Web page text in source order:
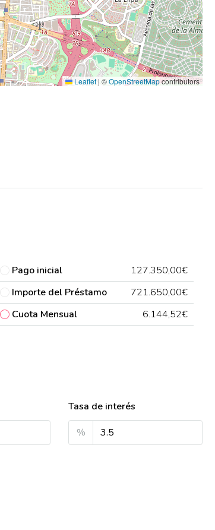
Leaflet | ©OpenStreetMapcontributors
Pago inicial
127.350,00€
Importe del Préstamo
721.650,00€
Cuota Mensual
6.144,52€
Tasa de interés
%